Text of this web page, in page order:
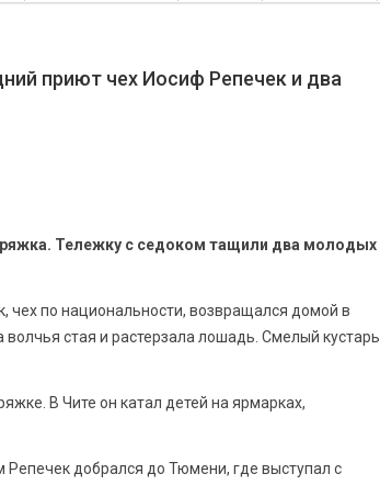
приют чех Иосиф Репечек и два
Тележку с седоком тащили два молодых
чех по национальности, возвращался домой в
стая и растерзала лошадь. Смелый кустарь
В Чите он катал детей на ярмарках,
Репечек добрался до Тюмени, где выступал с